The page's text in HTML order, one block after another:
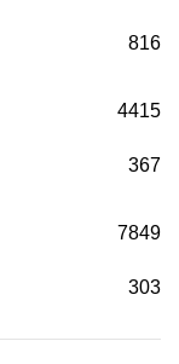
816
4415
367
7849
303